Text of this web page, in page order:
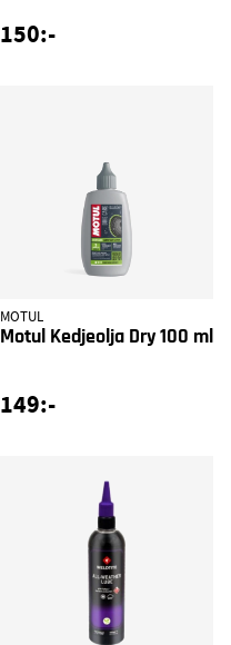
150:-
MOTUL
Motul Kedjeolja Dry 100 ml
149:-